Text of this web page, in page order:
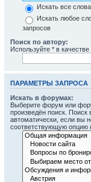
Искать все слова
Искать любое
запросов
Поиск по автору:
Используйте * в
ПАРАМЕТРЫ ЗАПРОСА
Искать в форумах:
Выберите форум или
произведён поиск.
автоматически, если вы
соответствующую опцию